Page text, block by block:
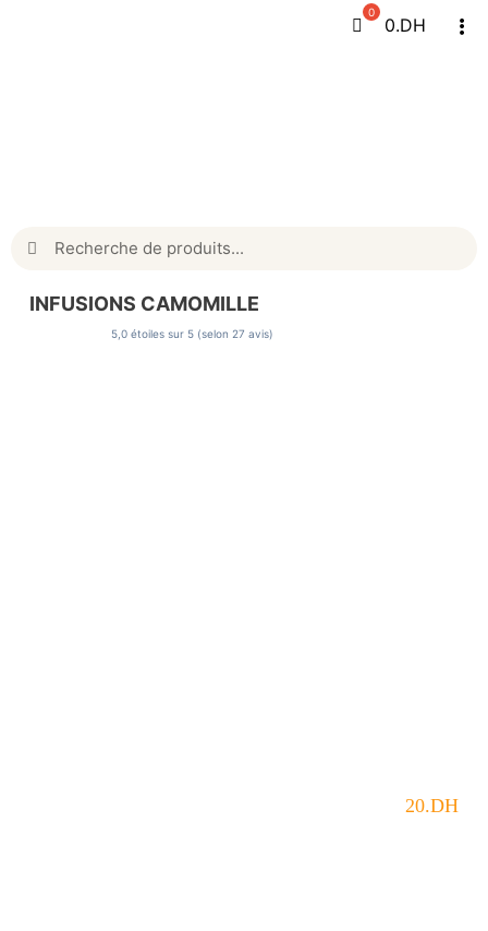
0.DH
Rechercher:
INFUSIONS CAMOMILLE
5,0 étoiles sur 5 (selon 27 avis)
20.DH